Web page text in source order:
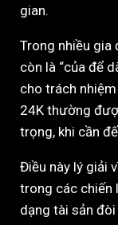
gian.
Trong nhiều gia
còn là “của để
cho trách
24K thường
trọng, khi cần
Điều này lý giải
trong các chiến
dạng tài sản